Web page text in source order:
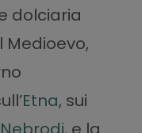
dolciaria
Etna, sui